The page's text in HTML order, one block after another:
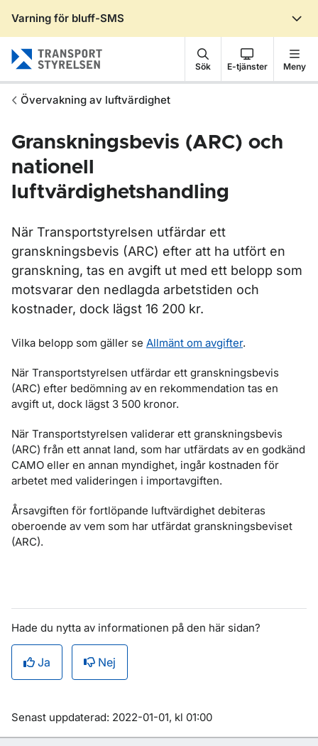
Varning för bluff-SMS
Sök E-tjänster Meny
Övervakning av luftvärdighet
Granskningsbevis (ARC) och
nationell
luftvärdighetshandling
När Transportstyrelsen utfärdar ett
granskningsbevis (ARC) efter att ha utfört en
granskning, tas en avgift ut med ett belopp som
motsvarar den nedlagda arbetstiden och
kostnader, dock lägst 16 200 kr.
Vilka belopp som gäller se Allmänt om avgifter.
När Transportstyrelsen utfärdar ett granskningsbevis
(ARC) efter bedömning av en rekommendation tas en
avgift ut, dock lägst 3 500 kronor.
När Transportstyrelsen validerar ett granskningsbevis
(ARC) från ett annat land, som har utfärdats av en godkänd
CAMO eller en annan myndighet, ingår kostnaden för
arbetet med valideringen i importavgiften.
Årsavgiften för fortlöpande luftvärdighet debiteras
oberoende av vem som har utfärdat granskningsbeviset
(ARC).
Hade du nytta av informationen på den här sidan?
Ja Nej
Om sidan
Senast uppdaterad: 2022-01-01, kl 01:00